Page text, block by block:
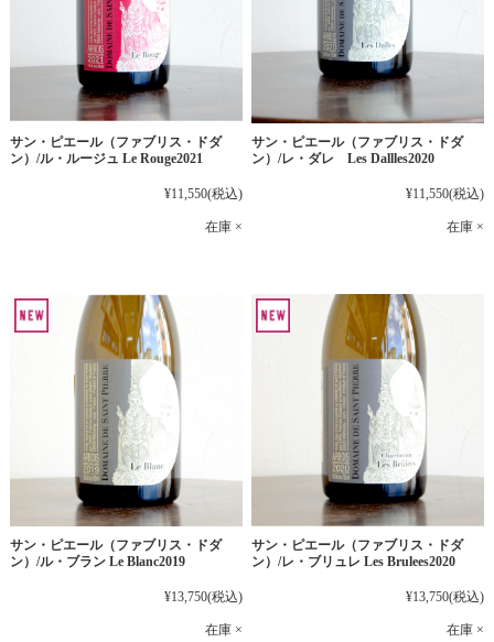
サン・ピエール（ファブリス・ドダ
ン）/ル・ルージュ Le Rouge2021
¥11,550(税込)
在庫 ×
サン・ピエール（ファブリス・ドダ
ン）/レ・ダレ Les Dallles2020
¥11,550(税込)
在庫 ×
サン・ピエール（ファブリス・ドダ
ン）/ル・ブラン Le Blanc2019
¥13,750(税込)
在庫 ×
サン・ピエール（ファブリス・ドダ
ン）/レ・ブリュレ Les Brulees2020
¥13,750(税込)
在庫 ×